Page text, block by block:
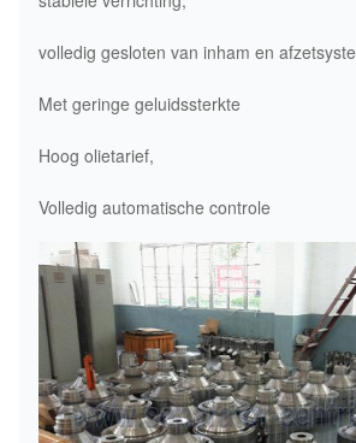
volledig gesloten van inham en
Met geringe geluidssterkte
Hoog olietarief,
Volledig automatische controle